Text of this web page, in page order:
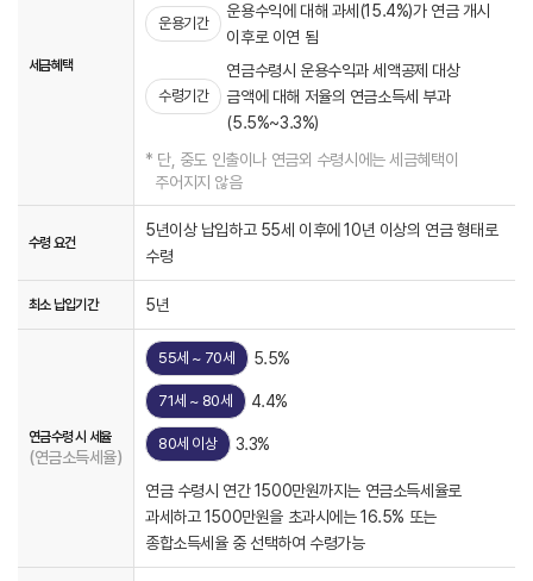
세금혜택
운용기간
운용수익에 대해 과세(15.4%)가 연금 개시
이후로 이연 됨
수령기간
연금수령시 운용수익과 세액공제 대상
금액에 대해 저율의 연금소득세 부과
(5.5%~3.3%)
* 단, 중도 인출이나 연금외 수령시에는 세금혜택이
주어지지 않음
수령 요건
5년이상 납입하고 55세 이후에 10년 이상의 연금 형태로
수령
최소 납입기간 5년
연금수령 시 세율
(연금소득세율)
55세 ~ 70세 5.5%
71세 ~ 80세 4.4%
80세 이상 3.3%
연금 수령시 연간 1500만원까지는 연금소득세율로
과세하고 1500만원을 초과시에는 16.5% 또는
종합소득세율 중 선택하여 수령가능